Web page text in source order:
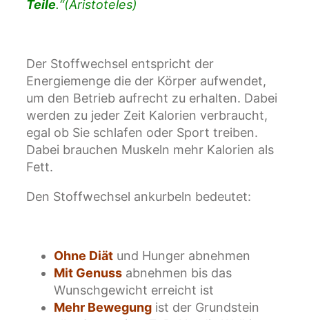
Teile.“(Aristoteles)
Der Stoffwechsel entspricht der
Energiemenge die der Körper aufwendet,
um den Betrieb aufrecht zu erhalten. Dabei
werden zu jeder Zeit Kalorien verbraucht,
egal ob Sie schlafen oder Sport treiben.
Dabei brauchen Muskeln mehr Kalorien als
Fett.
Den Stoffwechsel ankurbeln bedeutet:
Ohne Diät und Hunger abnehmen
Mit Genuss abnehmen bis das
Wunschgewicht erreicht ist
Mehr Bewegung ist der Grundstein